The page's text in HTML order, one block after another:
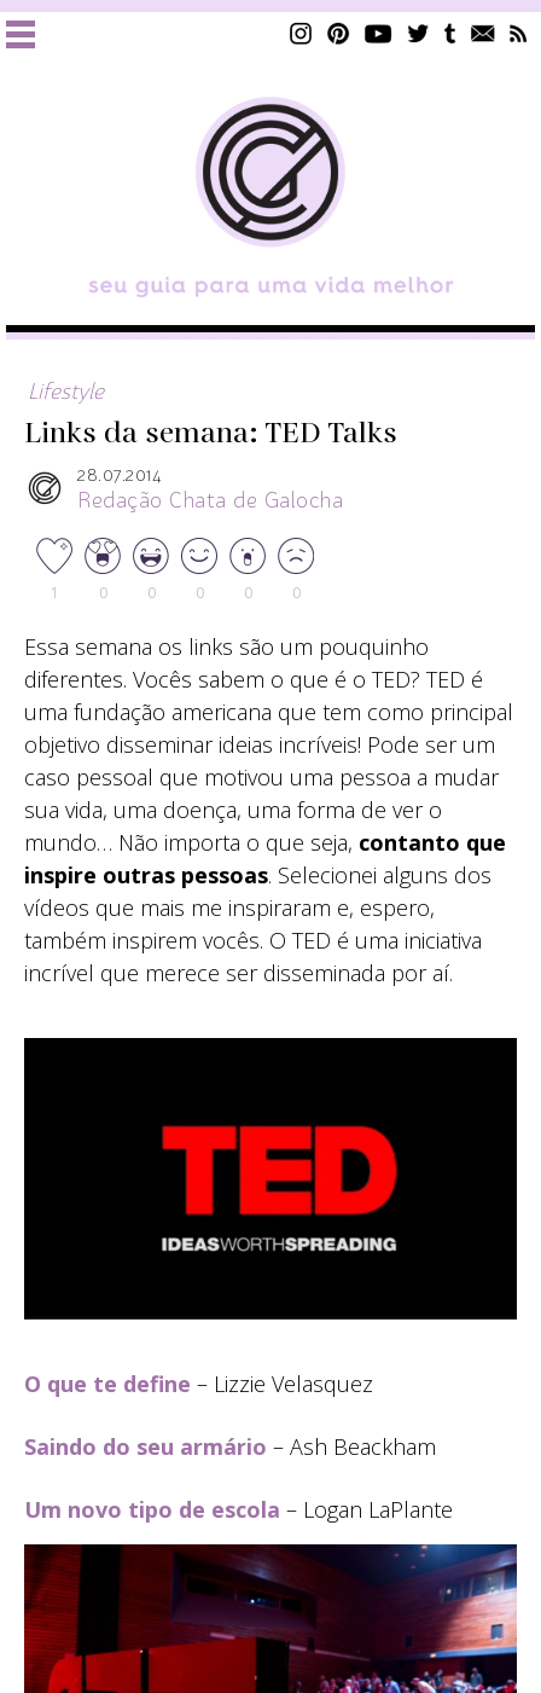
Lifestyle
Links da semana: TED Talks
28.07.2014
Redação Chata de Galocha
1 0 0 0 0 0
Essa semana os links são um pouquinho
diferentes. Vocês sabem o que é o TED? TED é
uma fundação americana que tem como principal
objetivo disseminar ideias incríveis! Pode ser um
caso pessoal que motivou uma pessoa a mudar
sua vida, uma doença, uma forma de ver o
mundo… Não importa o que seja, contanto que
inspire outras pessoas. Selecionei alguns dos
vídeos que mais me inspiraram e, espero,
também inspirem vocês. O TED é uma iniciativa
incrível que merece ser disseminada por aí.
O que te define – Lizzie Velasquez
Saindo do seu armário – Ash Beackham
Um novo tipo de escola – Logan LaPlante